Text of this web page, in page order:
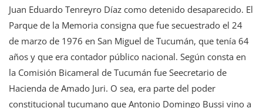
Juan Eduardo Tenreyro Díaz como detenido desaparecido. El
Parque de la Memoria consigna que fue secuestrado el 24
de marzo de 1976 en San Miguel de Tucumán, que tenía 64
años y que era contador público nacional. Según consta en
la Comisión Bicameral de Tucumán fue Seecretario de
Hacienda de Amado Juri. O sea, era parte del poder
constitucional tucumano que Antonio Domingo Bussi vino a